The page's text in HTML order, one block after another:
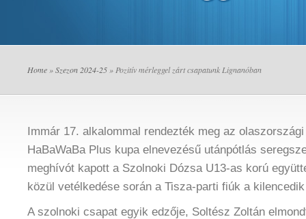
Home »Szezon 2024-25 » Pozitív mérleggel zárt csapatunk Lignanóban
Immár 17. alkalommal rendezték meg az
HaBaWaBa Plus kupa elnevezésű utánpótlás
meghívót kapott a Szolnoki Dózsa U13-as korú
közül vetélkedése során a Tisza-parti fiúk a
A szolnoki csapat egyik edzője, Soltész Zoltán